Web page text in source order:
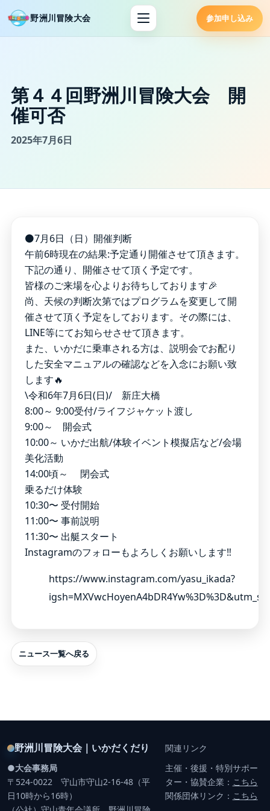
野洲川冒険大会 参加申し込み
第４４回野洲川冒険大会 開
催可否
2025年7月6日
⚫7月6日（日）開催判断
午前6時現在の結果:予定通り開催させて頂きます。
下記の通り、開催させて頂く予定です。
皆様のご来場を心よりお待ちしております🎉
尚、天候の判断次第ではプログラムを変更して開
催させて頂く予定をしております。その際には、
LINE等にてお知らせさせて頂きます。
また、いかだに乗車される方は、説明会でお配り
した安全マニュアルの確認などを入念にお願い致
します🔥
\令和6年7月6日(日)/ 新庄大橋
8:00～ 9:00受付/ライフジャケット渡し
9:00～ 開会式
10:00～ いかだ出航/体験イベント模擬店など/会場
美化活動
14:00頃～ 閉会式
乗るだけ体験
10:30〜 受付開始
11:00〜 事前説明
11:30〜 出艇スタート
Instagramのフォローもよろしくお願いします‼️
https://www.instagram.com/yasu_ikada?
ニュース一覧へ戻る
野洲川冒険大会｜いかだくだり
●大会事務局
〒524-0022 守山市守山2-16-48（平
日10時から16時）
関連リンク
主催・後援・特別サポー
ター・協賛企業： こちら
関係団体リンク： こちら